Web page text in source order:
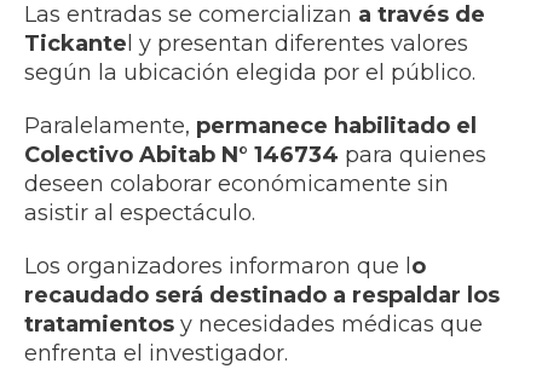
Las entradas se comercializan a través de
Tickantel y presentan diferentes valores
según la ubicación elegida por el público.
Paralelamente, permanece habilitado el
Colectivo Abitab N° 146734 para quienes
deseen colaborar económicamente sin
asistir al espectáculo.
Los organizadores informaron que lo
recaudado será destinado a respaldar los
tratamientos y necesidades médicas que
enfrenta el investigador.